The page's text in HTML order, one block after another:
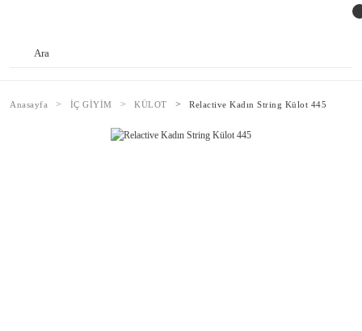
Anasayfa İÇ GİYİM KÜLOT Relactive Kadın String Külot 445